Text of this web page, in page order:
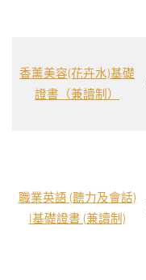
香薰美容(花卉水)基礎
證書（兼讀制）
職業英語 (聽力及會話)
I基礎證書 (兼讀制)